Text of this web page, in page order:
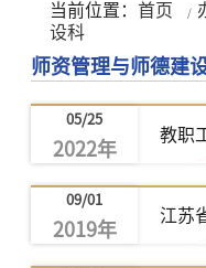
当前位置： 首页
设科
师资管理与师德建
05/25
2022年
教职
09/01
2019年
江苏